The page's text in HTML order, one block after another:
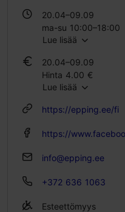
20.04–09.09
ma-su 10:00–18:00
pe 15:00–18:00
la – su 10:00–16:00
Lue lisää
20.04–09.09
Hinta 4.00 €
Lue lisää
https://epping.ee/fi
info@epping.ee
+372 636 1063
Esteettömyys